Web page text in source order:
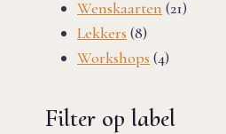
Wenskaarten 2121
Lekkers 88
producten
Workshops 44
Filter op label